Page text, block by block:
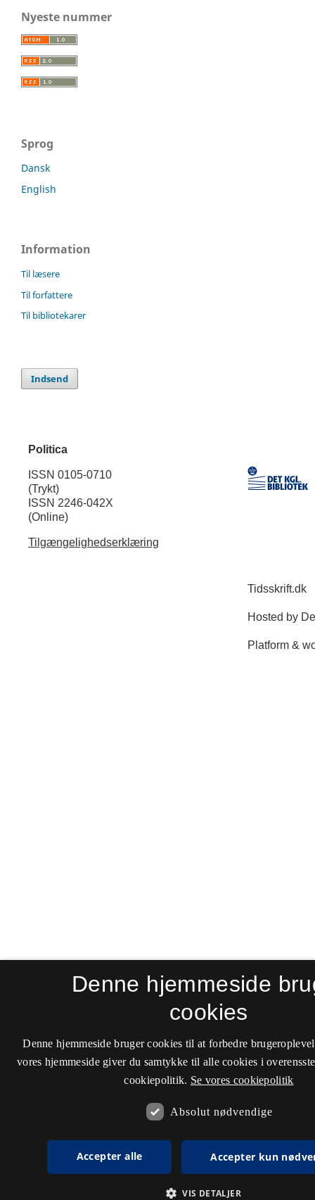
Nyeste nummer
Sprog
Dansk
English
Information
Til læsere
Til forfattere
Til bibliotekarer
Indsend
Politica
ISSN 0105-0710
(Trykt)
ISSN 2246-042X
(Online)
Tilgængelighedserklæring
Denne hjemmeside
cookies
Denne hjemmeside bruger cookies til at forbedre
vores hjemmeside giver du samtykke til alle cookies i
cookiepolitik. Se vores cookiepolitik
Absolut nødvendige
Accepter alle Accepter kun
VIS DETALJER